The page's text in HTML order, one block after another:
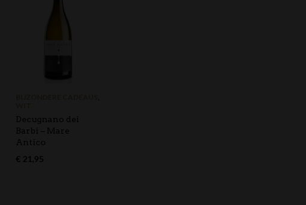
,
Decugnano dei
Barbi – Mare
Antico
€ 21,95